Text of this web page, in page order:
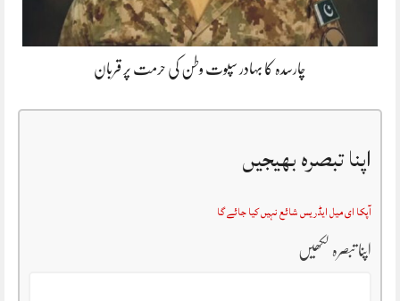
چارسدہ کا بہادر سپوت وطن کی حرمت پر قربان
اپنا تبصرہ بھیجیں
آپکا ای میل ایڈریس شائع نہیں کیا جائے گا
اپنا تبصرہ لکھیں